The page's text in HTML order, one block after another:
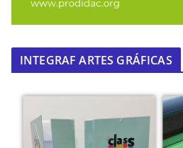
INTEGRAF ARTES GRÁFICAS